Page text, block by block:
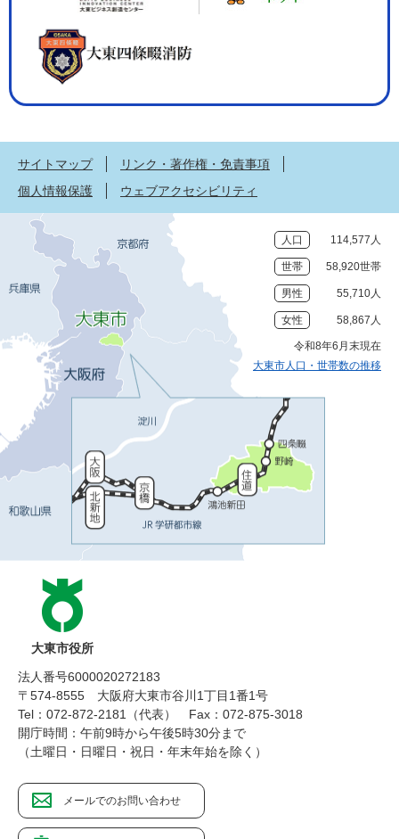
サイトマップ
リンク・著作権・免責事項
個人情報保護
ウェブアクセシビリティ
人口 114,577人
世帯 58,920世帯
男性 55,710人
女性 58,867人
令和8年6月末現在
大東市人口・世帯数の推移
大東市役所
法人番号6000020272183
〒574-8555 大阪府大東市谷川1丁目1番1号
Tel：072-872-2181（代表）
Fax：072-875-3018
開庁時間：午前9時から午後5時30分まで
（土曜日・日曜日・祝日・年末年始を除く）
メールでのお問い合わせ